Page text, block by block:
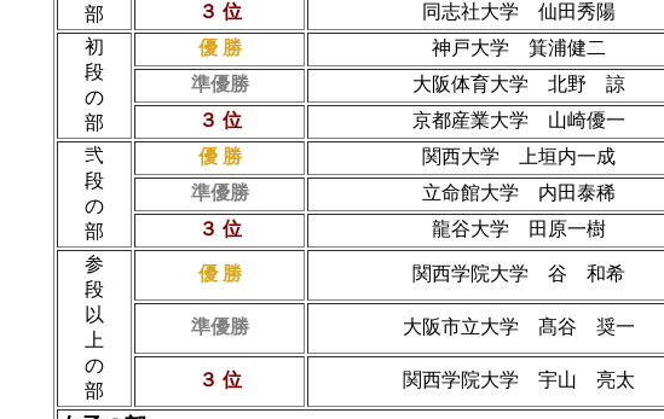
部
３ 位
同志社大学 仙田秀陽
初
段
の
部
優 勝
神戸大学 箕浦健二
準優勝
大阪体育大学 北野 諒
３ 位
京都産業大学 山崎優一
弐
段
の
部
優 勝
関西大学 上垣内一成
準優勝
立命館大学 内田泰稀
３ 位
龍谷大学 田原一樹
参
段
以
上
の
部
優 勝 関西学院大学 谷 和希
準優勝 大阪市立大学 髙谷 奨一
３ 位 関西学院大学 宇山 亮太